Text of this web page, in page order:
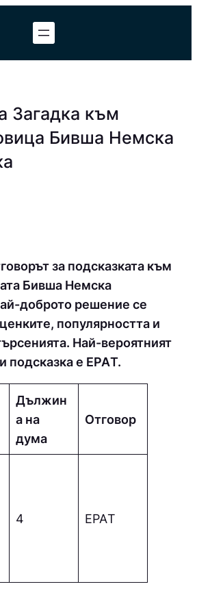
Загадка към
Бивша Немска
за подсказката към
Бивша Немска
доброто решение се
популярността и
Най-вероятният
подсказка е ЕPAТ.
Дължин
а на
дума
Отговор
4 ЕPAТ